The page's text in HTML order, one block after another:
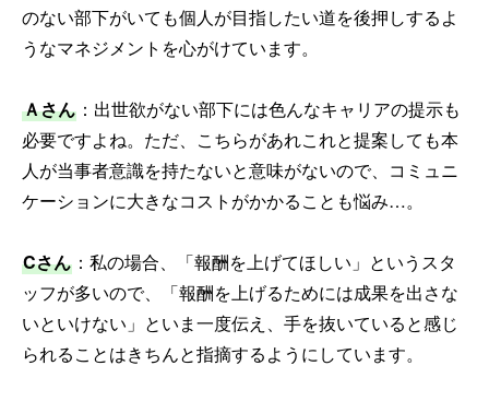
のない部下がいても個人が目指したい道を後押しするよ
うなマネジメントを心がけています。
Ａさん ：出世欲がない部下には色んなキャリアの提示も
必要ですよね。ただ、こちらがあれこれと提案しても本
人が当事者意識を持たないと意味がないので、コミュニ
ケーションに大きなコストがかかることも悩み…。
Cさん ：私の場合、「報酬を上げてほしい」というスタ
ッフが多いので、「報酬を上げるためには成果を出さな
いといけない」といま一度伝え、手を抜いていると感じ
られることはきちんと指摘するようにしています。